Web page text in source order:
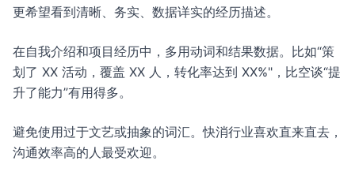
更希望看到清晰、务实、数据详实的经历描述。
在自我介绍和项目经历中，多用动词和结果数据。比如“策
划了 XX 活动，覆盖 XX 人，转化率达到 XX%"，比空谈“提
升了能力”有用得多。
避免使用过于文艺或抽象的词汇。快消行业喜欢直来直去，
沟通效率高的人最受欢迎。